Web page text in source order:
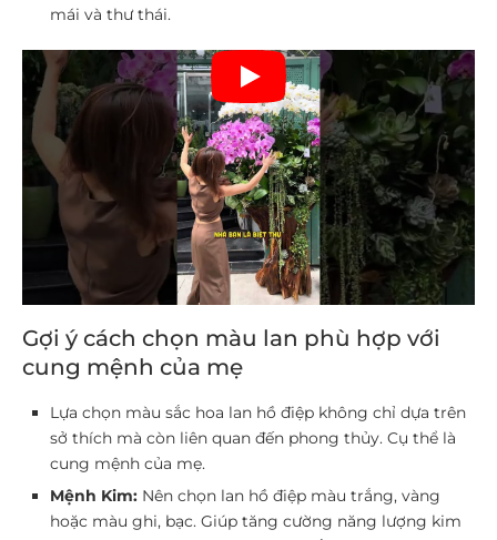
mái và thư thái.
Gợi ý cách chọn màu lan phù hợp với
cung mệnh của mẹ
Lựa chọn màu sắc hoa lan hồ điệp không chỉ dựa trên
sở thích mà còn liên quan đến phong thủy. Cụ thể là
cung mệnh của mẹ.
Mệnh Kim: Nên chọn lan hồ điệp màu trắng, vàng
hoặc màu ghi, bạc. Giúp tăng cường năng lượng kim